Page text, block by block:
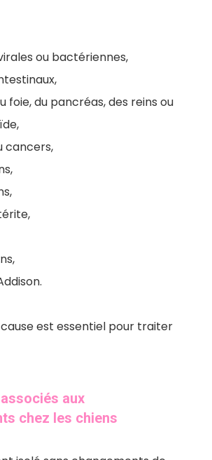
ou bactériennes,
foie, du pancréas, des reins ou
cancers,
est essentiel pour traiter
aux
chez les chiens